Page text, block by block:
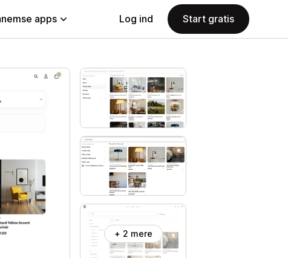
apps Log ind Start gratis
+ 2 mere